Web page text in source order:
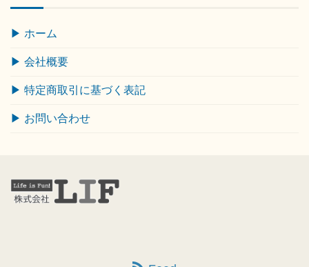
▶ ホーム
▶ 会社概要
▶ 特定商取引に基づく表記
▶ お問い合わせ